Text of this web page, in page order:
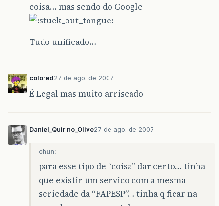
coisa… mas sendo do Google
Tudo unificado…
colored27 de ago. de 2007
É Legal mas muito arriscado
Daniel_Quirino_Olive27 de ago. de 2007
chun:
para esse tipo de “coisa” dar certo… tinha
que existir um servico com a mesma
seriedade da “FAPESP”… tinha q ficar na